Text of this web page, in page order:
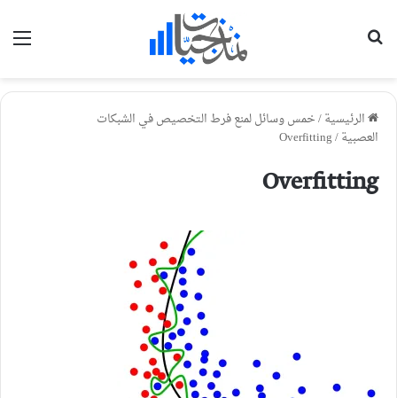
الرئيسية/خمس وسائل لمنع فرط التخصيص في الشبكات
العصبية/
Overfitting
Overfitting